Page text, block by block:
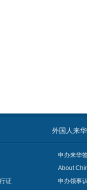
外国人来
证
申办来华
About
申办领事